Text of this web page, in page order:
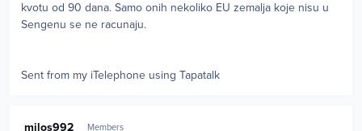
kvotu od 90 dana. Samo onih nekoliko EU zemalja koje nisu u
Sengenu se ne racunaju.
Sent from my iTelephone using Tapatalk
milos992 Members